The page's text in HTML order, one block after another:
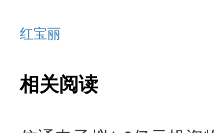
红宝丽
相关阅读